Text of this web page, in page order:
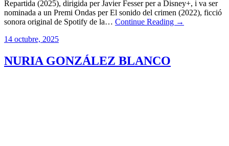
Repartida (2025), dirigida per Javier Fesser per a Disney+, i va ser
nominada a un Premi Ondas per El sonido del crimen (2022), ficció
sonora original de Spotify de la… Continue Reading →
14 octubre, 2025
NURIA GONZÁLEZ BLANCO